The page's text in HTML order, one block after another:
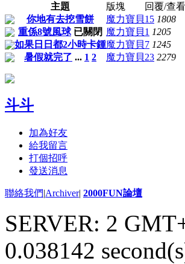
主題 版塊 回覆/查看
你地有去挖雪餅
魔力寶貝15 1808
重係8號風球 已關閉 魔力寶貝1 1205
如果日日都2小時卡鍾魔力寶貝7 1245
暑假就完了 ... 1 2 魔力寶貝23 2279
斗斗
加為好友
給我留言
打個招呼
發送消息
聯絡我們|Archiver| 2000FUN論壇
SERVER: 2
0.038142